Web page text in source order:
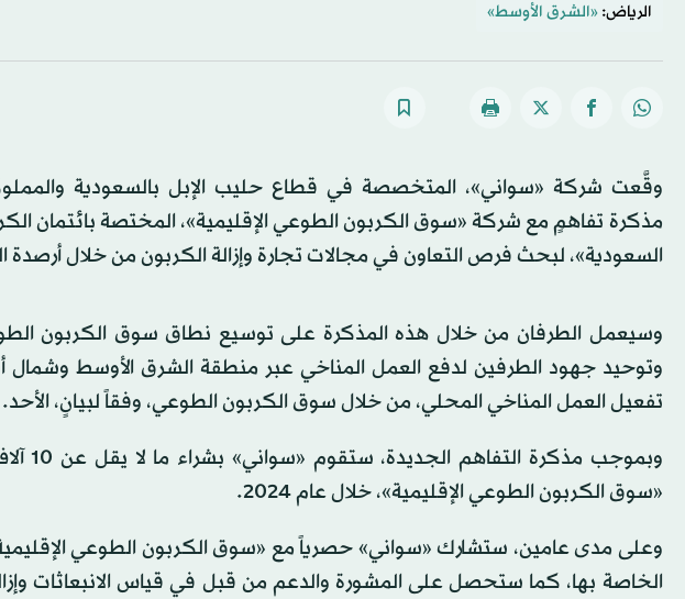
الرياض: «الشرق الأوسط»
وقَّعت شركة «سواني»، المتخصصة في قطاع حليب الإبل بالسعودية والمملوكة
مذكرة تفاهمٍ مع شركة «سوق الكربون الطوعي الإقليمية»، المختصة بائتمان
السعودية»، لبحث فرص التعاون في مجالات تجارة وإزالة الكربون من خلال أرصدة
وسيعمل الطرفان من خلال هذه المذكرة على توسيع نطاق سوق الكربون
وتوحيد جهود الطرفين لدفع العمل المناخي عبر منطقة الشرق الأوسط وشمال
تفعيل العمل المناخي المحلي، من خلال سوق الكربون الطوعي، وفقاً لبيانٍ، الأحد.
«سوق الكربون الطوعي الإقليمية»، خلال عام 2024.
وعلى مدى عامين، ستشارك «سواني» حصرياً مع «سوق الكربون الطوعي
الخاصة بها، كما ستحصل على المشورة والدعم من قبل في قياس الانبعاثات